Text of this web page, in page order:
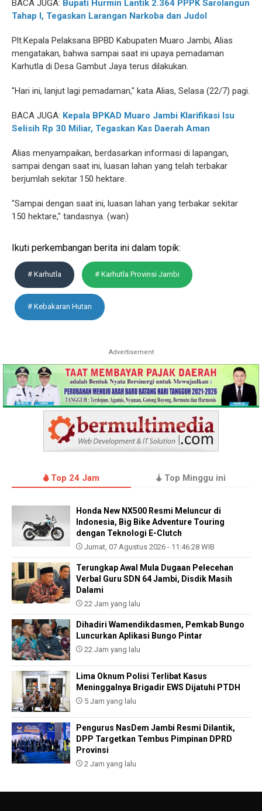
BACA JUGA: Bupati Hurmin Lantik 2.364 PPPK Sarolangun
Tahap I, Tegaskan Larangan Narkoba dan Judol
Plt.Kepala Pelaksana BPBD Kabupaten Muaro Jambi, Alias
mengatakan, bahwa sampai saat ini upaya pemadaman
Karhutla di Desa Gambut Jaya terus dilakukan.
"Hari ini, lanjut lagi pemadaman," kata Alias, Selasa (22/7) pagi.
BACA JUGA: Kepala BPKAD Muaro Jambi Klarifikasi Isu
Selisih Rp 30 Miliar, Tegaskan Kas Daerah Aman
Alias menyampaikan, berdasarkan informasi di lapangan,
sampai dengan saat ini, luasan lahan yang telah terbakar
berjumlah sekitar 150 hektare.
"Sampai dengan saat ini, luasan lahan yang terbakar sekitar
150 hektare," tandasnya. (wan)
Ikuti perkembangan berita ini dalam topik:
# Karhutla # Karhutla Provinsi Jambi
# Kebakaran Hutan
Advertisement
Top 24 Jam Top Minggu ini
Honda New NX500 Resmi Meluncur di
Indonesia, Big Bike Adventure Touring
dengan Teknologi E-Clutch
Jumat, 07 Agustus 2026 - 11:46:28 WIB
Terungkap Awal Mula Dugaan Pelecehan
Verbal Guru SDN 64 Jambi, Disdik Masih
Dalami
22 Jam yang lalu
Dihadiri Wamendikdasmen, Pemkab Bungo
Luncurkan Aplikasi Bungo Pintar
22 Jam yang lalu
Lima Oknum Polisi Terlibat Kasus
Meninggalnya Brigadir EWS Dijatuhi PTDH
5 Jam yang lalu
Pengurus NasDem Jambi Resmi Dilantik,
DPP Targetkan Tembus Pimpinan DPRD
Provinsi
2 Jam yang lalu